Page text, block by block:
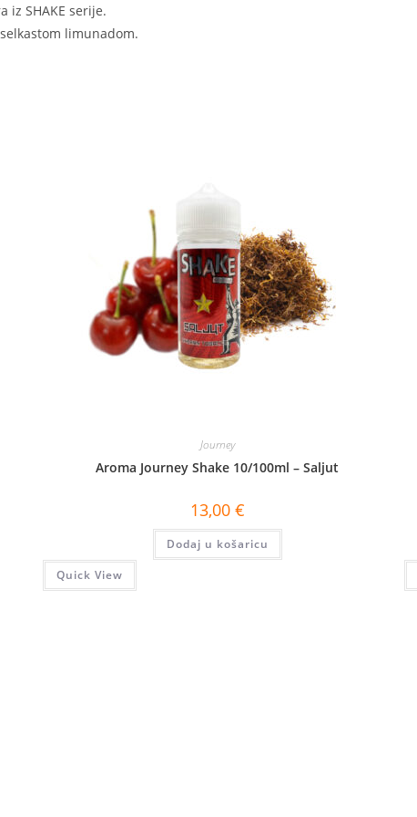
iz SHAKE serije.
limunadom.
Journey
Aroma Journey Shake 10/100ml – Saljut
13,00 €
Dodaj u košaricu
Quick View